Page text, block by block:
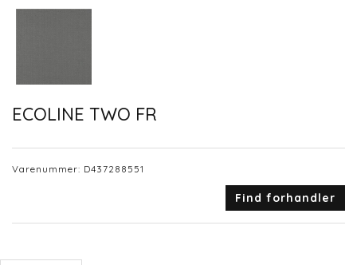
ECOLINE TWO FR
Varenummer: D437288551
Find forhandler